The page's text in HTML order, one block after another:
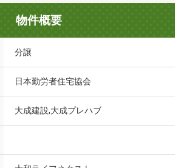
物件概要
分譲
日本勤労者住宅協会
大成建設,大成プレハブ